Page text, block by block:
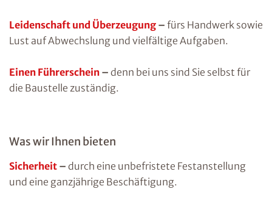
Leidenschaft und Überzeugung – fürs Handwerk sowie
Lust auf Abwechslung und vielfältige Aufgaben.
Einen Führerschein – denn bei uns sind Sie selbst für
die Baustelle zuständig.
Was wir Ihnen bieten
Sicherheit – durch eine unbefristete Festanstellung
und eine ganzjährige Beschäftigung.